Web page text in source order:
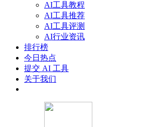
AI工具教程
AI工具推荐
AI工具评测
AI行业资讯
排行榜
今日热点
提交 AI 工具
关于我们